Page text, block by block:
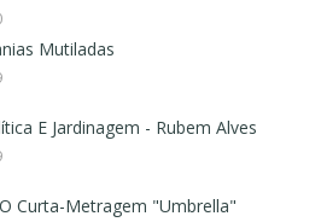
Mutiladas
E Jardinagem - Rubem Alves
Curta-Metragem "Umbrella"